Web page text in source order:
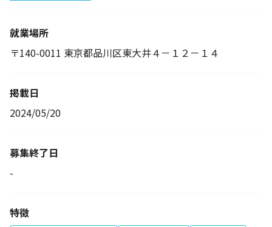
就業場所
〒140-0011 東京都品川区東大井４－１２－１４
掲載日
2024/05/20
募集終了日
-
特徴